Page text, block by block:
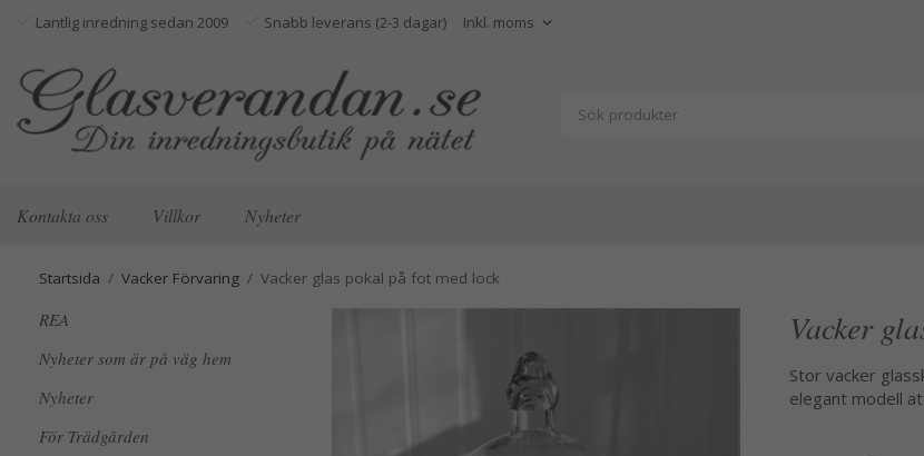
Lantlig inredning sedan 2009 Snabb leverans (2-3 dagar)
Kontakta oss Villkor Nyheter
Startsida / Vacker Förvaring / Vacker glas pokal på fot med lock
REA
Nyheter som är på väg hem
Nyheter
För Trädgården
Vacker
Stor vacker
elegant modell